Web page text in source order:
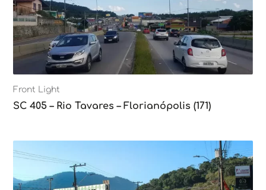
Front Light
SC 405 – Rio Tavares – Florianópolis (171)